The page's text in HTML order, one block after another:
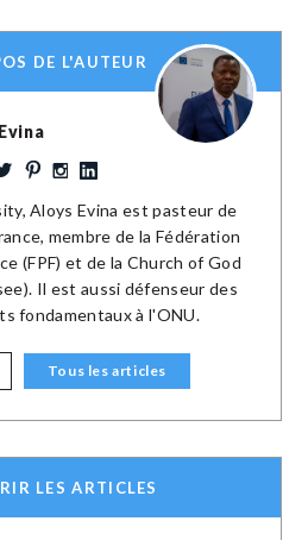
DE L'AUTEUR
Aloys Evina est pasteur de
membre de la Fédération
(FPF) et de la Church of God
Il est aussi défenseur des
fondamentaux à l'ONU.
Tous les articles
LES ARTICLES